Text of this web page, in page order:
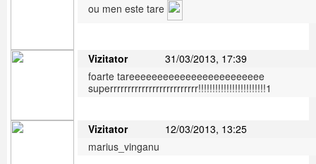
ou men este tare
Vizitator
31/03/2013, 17:39
foarte tareeeeeeeeeeeeeeeeeeeeeeee
superrrrrrrrrrrrrrrrrrrrrrrrr!!!!!!!!!!!!!!!!!!!!!!!!1
Vizitator
12/03/2013, 13:25
marius_vinganu